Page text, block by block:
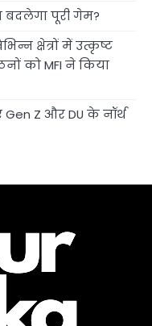
बदलेगा पूरी गेम?
क्षेत्रों में उत्कृष्ट
को MFI ने किया
Z और DU के नॉर्थ